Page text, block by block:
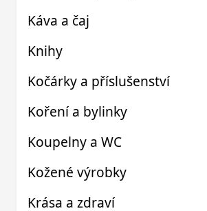
Káva a čaj
Knihy
Kočárky a příslušenství
Koření a bylinky
Koupelny a WC
Kožené výrobky
Krása a zdraví